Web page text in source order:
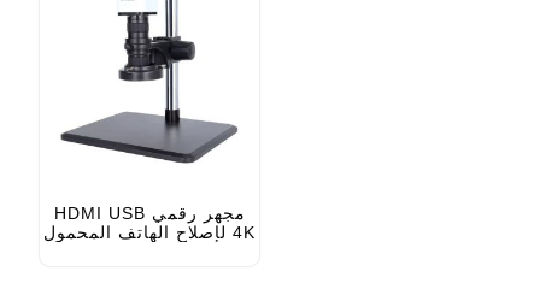
مجهر رقمي HDMI USB
4K لإصلاح الهاتف المحمول